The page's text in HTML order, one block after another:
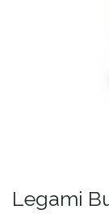
Legami